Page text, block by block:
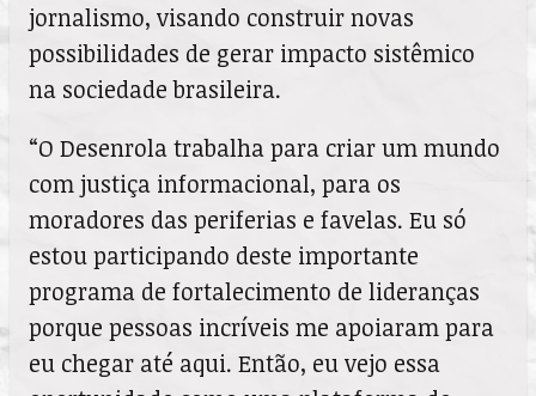
jornalismo, visando construir novas
possibilidades de gerar impacto sistêmico
na sociedade brasileira.
“O Desenrola trabalha para criar um mundo
com justiça informacional, para os
moradores das periferias e favelas. Eu só
estou participando deste importante
programa de fortalecimento de lideranças
porque pessoas incríveis me apoiaram para
eu chegar até aqui. Então, eu vejo essa